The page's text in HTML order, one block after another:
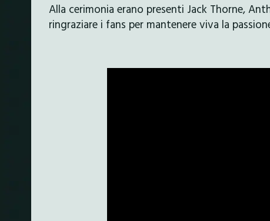
Alla cerimonia erano presenti Jack Thorne,
ringraziare i fans per mantenere viva la